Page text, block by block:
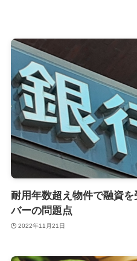
耐用年数超え物件で融資
バーの問題点
2022年11月21日